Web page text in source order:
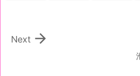

Next